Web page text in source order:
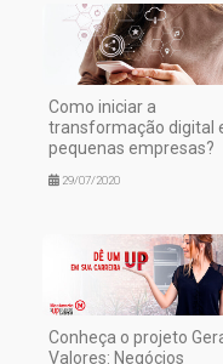
Como iniciar a
transformação digital
pequenas empresas?
29/07/2020
Conheça o projeto
Valores: Negócios